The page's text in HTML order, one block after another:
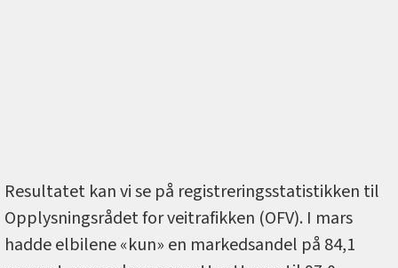
Resultatet kan vi se på registreringsstatistikken til
Opplysningsrådet for veitrafikken (OFV). I mars
hadde elbilene «kun» en markedsandel på 84,1